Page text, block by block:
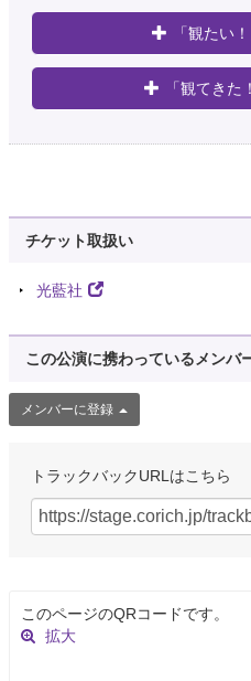
「観たい
「観てきた
チケット取扱い
光藍社
この公演に携わっているメンバ
メンバーに登録
トラックバックURLはこちら
このページのQRコードです。
拡大